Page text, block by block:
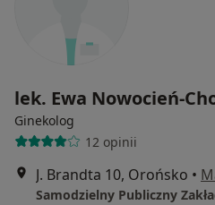
lek. Ewa Nowocień-
Ginekolog
12 opinii
J. Brandta 10, Orońsko •